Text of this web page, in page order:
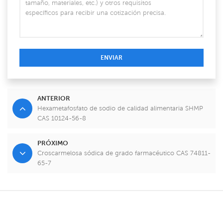
ENVIAR
ANTERIOR
Hexametafosfato de sodio de calidad alimentaria SHMP
CAS 10124-56-8
PRÓXIMO
Croscarmelosa sódica de grado farmacéutico CAS 74811-
65-7